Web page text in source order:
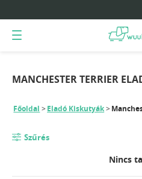
MANCHESTER TERRIER
Főoldal Eladó Kiskutyák
Szűrés
Nincs